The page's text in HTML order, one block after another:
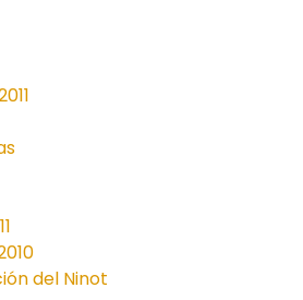
del Ninot